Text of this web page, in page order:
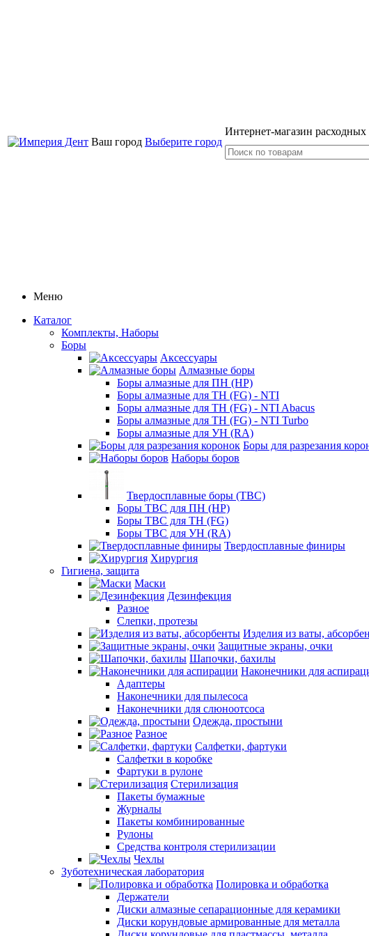
Ваш город Выберите город
Интернет-магазин
Меню
Каталог
Комплекты, Наборы
Боры
Аксессуары
Алмазные боры
Боры алмазные для ПН (HP)
Боры алмазные для ТН (FG) - NTI
Боры алмазные для ТН (FG) - NTI Abacus
Боры алмазные для ТН (FG) - NTI Turbo
Боры алмазные для УН (RA)
Боры для разрезания
Наборы боров
Твердосплавные боры (ТВС)
Боры ТВС для ПН (HP)
Боры ТВС для ТН (FG)
Боры ТВС для УН (RA)
Твердосплавные финиры
Хирургия
Гигиена, защита
Маски
Дезинфекция
Разное
Слепки, протезы
Изделия из ваты,
Защитные экраны, очки
Шапочки, бахилы
Наконечники для
Адаптеры
Наконечники для пылесоса
Наконечники для слюноотсоса
Одежда, простыни
Разное
Салфетки, фартуки
Салфетки в коробке
Фартуки в рулоне
Стерилизация
Пакеты бумажные
Журналы
Пакеты комбинированные
Рулоны
Средства контроля стерилизации
Чехлы
Зуботехническая лаборатория
Полировка и обработка
Держатели
Диски алмазные сепарационные для керамики
Диски корундовые армированные для металла